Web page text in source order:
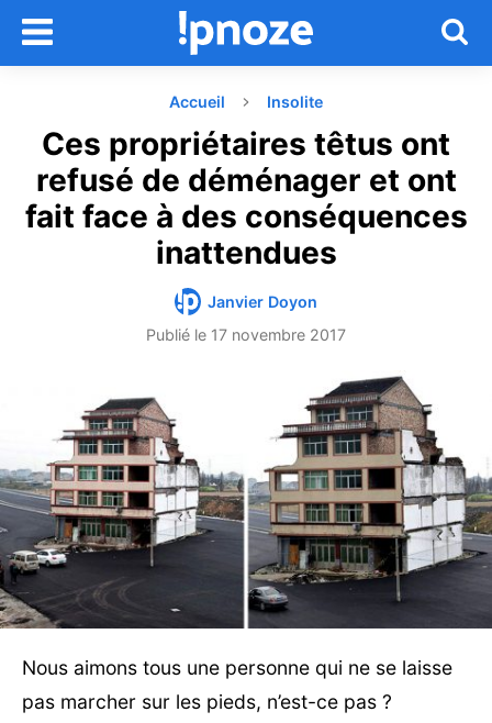
Accueil Insolite
Ces propriétaires têtus ont
refusé de déménager et ont
fait face à des conséquences
inattendues
Janvier Doyon
Publié le 17 novembre 2017
Nous aimons tous une personne qui ne se laisse
pas marcher sur les pieds, n’est-ce pas ?